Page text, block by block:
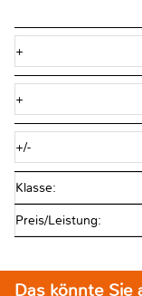
+
+
+/-
Klasse:
Preis/Leistung:
Das könnte Sie